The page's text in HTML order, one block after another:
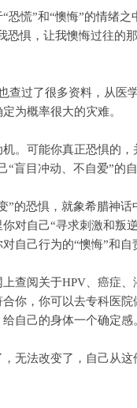
恐慌”和“懊悔”的情绪
恐惧，让我懊悔过往的
查过了很多资料，从医
为概率很大的灾难。
。可能你真正恐惧的，
盲目冲动、不自爱”的自
”的恐惧，就象希腊神话
对自己“寻求刺激和叛
自己行为的“懊悔”和自
查阅关于HPV、癌症
你，你可以去专科医
自己的身体一个确定感
无法改变了，自己从